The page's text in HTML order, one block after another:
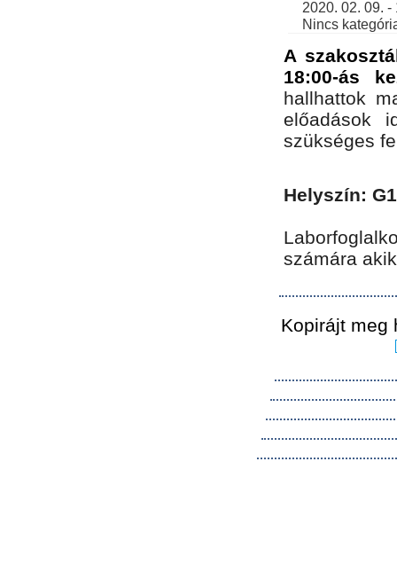
Nincs
A
18:00-ás
hallhattok
előadások
szükséges
Helyszín:
számára
Kopirájt meg